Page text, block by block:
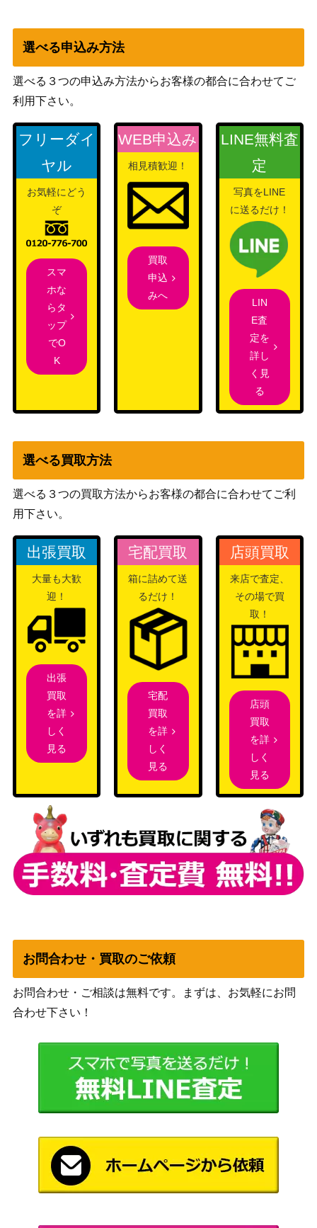
世界一幸せな作家
詩羽 (SHS/W98-06
ブシロード
（冴えない彼女の育てかた
Fine）
パン 中須 かすみ
【SIN/W109-003S
ブシロード
（ラブライブ！スクールアイ
ドルフェスティバル2）
2,500
リゼ・グラトニー
【GU/WE46-24S
ブシロード
（「ご注文はうさぎです
か？」10th Anniversary）
14,000
青葉モカ（BD/WE
42-052SP）
（バンドリ！ ガールズバンド
パーティ！ Countdown
Collection）
3,200
麗しき女医 高荷
2,000
日本Jr.ユース代表
18-001SP】
1,800
6OFR)
断ち切れない縁 ア
W120-002SEC】
ブシロード
17,000
未来へ一緒に 獅白
ぼたん(HOL/W91-
121SSP)
ブシロード
（ホロライブプロダクショ
ン）
14,000
“成子坂のかしまし
オタク”シタラ【A
GS/W108-004S
ブシロード
（アリス・ギア・アイギス）
7,500
不自由マスカレー
ド 朝比奈まふゆ
(PJS/S91-087SS
ブシロード
（プロジェクトセカイ カラフ
ルステージ！ feat. 初音ミク）
32,000
“オクトーバーフェ
ブシロード
（ご注文はうさぎですか？
大人になるという
こと トーカ【GRI/
S112-024SP】
リガー）
5,800
フィーユ・エクレ
ール カレンチャン
（UMA/W106-050
ブシロード
（ウマ娘）
10,000
師 玄奘三蔵(FGO/
（劇場版 Fate/Grand Order -
“パジャマパーティ
ー”梨璃 (ALL/S90-
ブシロード
夢の世界へようこ
そー 近江 彼方(LN
J/W85-073SSP)
（ラブライブ！虹ヶ咲学園ス
クールアイドル同好会 feat.ス
クールアイドルフェスティバ
レッドストライフ
ゴールドシップ
（UMA/W106-126
SP）
ブシロード
1,700
選べる申込み方法
選べる３つの申込み方法からお客様の都合に合わせてご
利用下さい。
フリーダイ
ヤル
お気軽にどう
ぞ
スマ
ホな
らタ
ップ
でO
K
WEB申込み
相見積歓迎！
買取
申込
みへ
LINE無料査
定
写真をLINE
に送るだけ！
LIN
E査
定を
詳し
く見
る
選べる買取方法
選べる３つの買取方法からお客様の都合に合わせてご利
用下さい。
出張買取
大量も大歓
迎！
出張
買取
を詳
しく
見る
宅配買取
箱に詰めて送
るだけ！
宅配
買取
を詳
しく
見る
店頭買取
来店で査定、
その場で買
取！
店頭
買取
を詳
しく
見る
お問合わせ・買取のご依頼
お問合わせ・ご相談は無料です。まずは、お気軽にお問
合わせ下さい！